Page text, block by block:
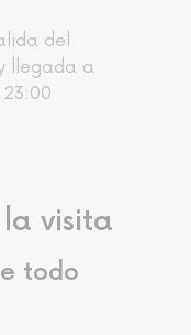
del
llegada a
visita
todo